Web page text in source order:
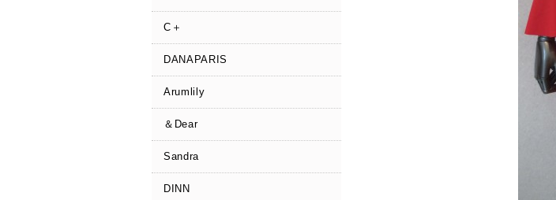
C＋
DANAPARIS
Arumlily
＆Dear
Sandra
DINN